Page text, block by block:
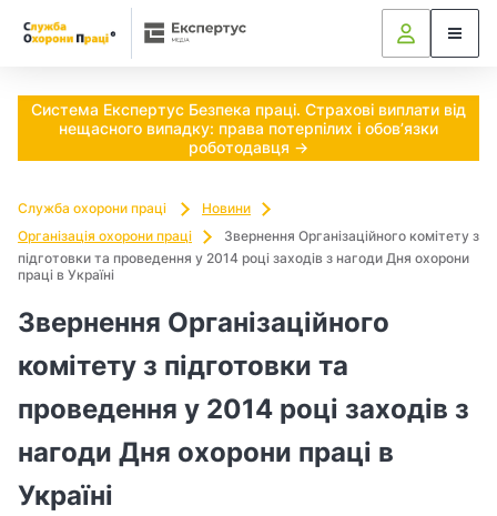
Система Експертус Безпека праці. Страхові виплати від
нещасного випадку: права потерпілих і обов’язки
роботодавця →
Служба охорони праці
Новини
Організація охорони праці
Звернення Організаційного комітету з
підготовки та проведення у 2014 році заходів з нагоди Дня охорони
праці в Україні
Звернення Організаційного
комітету з підготовки та
проведення у 2014 році заходів з
нагоди Дня охорони праці в
Україні
Ч
о
т
р
н
в